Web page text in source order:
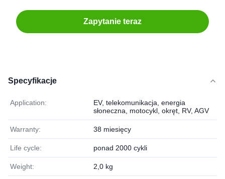
Zapytanie teraz
Specyfikacje
Application:
EV, telekomunikacja, energia
słoneczna, motocykl, okręt, RV, AGV
Warranty: 38 miesięcy
Life cycle: ponad 2000 cykli
Weight: 2,0 kg